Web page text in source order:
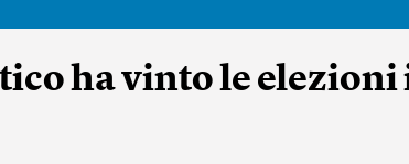
ha vinto le elezioni